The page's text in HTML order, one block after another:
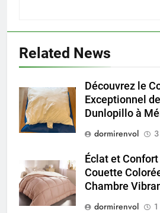
Related News
Découvrez le
Exceptionnel
Dunlopillo à
dormirenvol
Éclat et
Couette
Chambre
dormirenvol